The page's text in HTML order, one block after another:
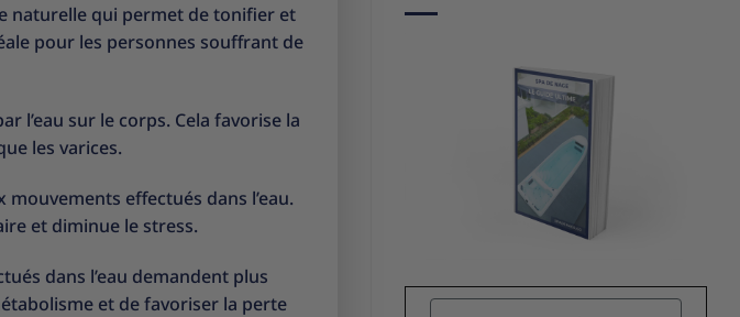
naturelle qui permet de tonifier et
pour les personnes souffrant de
l’eau sur le corps. Cela favorise la
les varices.
effectués dans l’eau.
et diminue le stress.
dans l’eau demandent plus
et de favoriser la perte
Name